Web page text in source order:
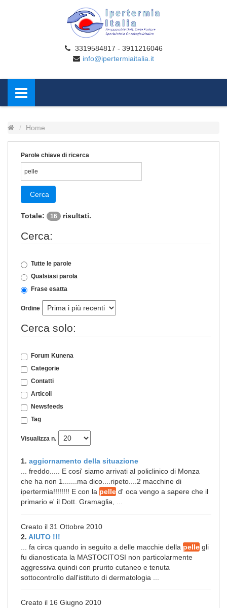
3319584817 - 3911216046
info@ipertermiaitalia.it
Home
Parole chiave di ricerca
Cerca
Totale: 16 risultati.
Cerca:
Tutte le parole
Qualsiasi parola
Frase esatta
Ordine
Cerca solo:
Forum Kunena
Categorie
Contatti
Articoli
Newsfeeds
Tag
Visualizza n.
1. aggiornamento della situazione
... freddo..... E cosi' siamo arrivati al policlinico di Monza
che ha non 1.......ma dico....ripeto....2 macchine di
ipertermia!!!!!!!! E con la pelle d' oca vengo a sapere che il
primario e' il Dott. Gramaglia, ...
Creato il 31 Ottobre 2010
2. AIUTO !!!
... fa circa quando in seguito a delle macchie della pelle gli
fu dianosticata la MASTOCITOSI non particolarmente
aggressiva quindi con prurito cutaneo e tenuta
sottocontrollo dall'istituto di dermatologia ...
Creato il 16 Giugno 2010